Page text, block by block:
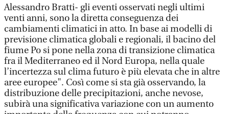
Alessandro Bratti- gli eventi osservati negli ultimi
venti anni, sono la diretta conseguenza dei
cambiamenti climatici in atto. In base ai modelli di
previsione climatica globali e regionali, il bacino del
fiume Po si pone nella zona di transizione climatica
fra il Mediterraneo ed il Nord Europa, nella quale
l’incertezza sul clima futuro è più elevata che in altre
aree europee". Così come si sta già osservando, la
distribuzione delle precipitazioni, anche nevose,
subirà una significativa variazione con un aumento